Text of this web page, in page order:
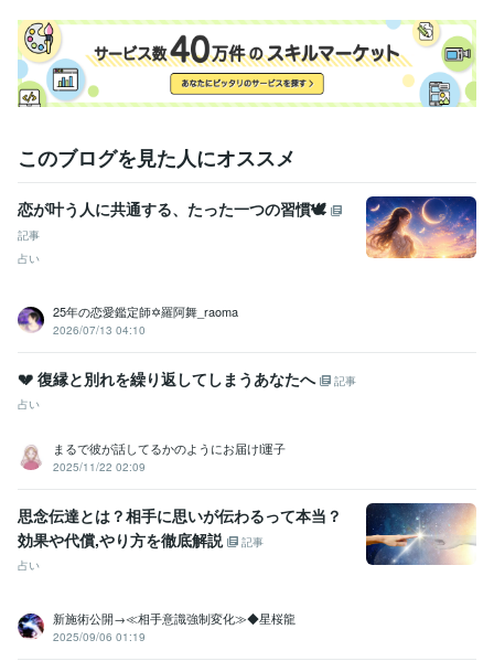
このブログを見た人にオススメ
恋が叶う人に共通する、たった一つの習慣🕊️
記事
占い
25年の恋愛鑑定師✡️羅阿舞_raoma
2026/07/13 04:10
💔 復縁と別れを繰り返してしまうあなたへ
記事
占い
まるで彼が話してるかのようにお届けl運子
2025/11/22 02:09
思念伝達とは？相手に思いが伝わるって本当？
効果や代償,やり方を徹底解説
記事
占い
新施術公開→≪相手意識強制変化≫◆星桜龍
2025/09/06 01:19